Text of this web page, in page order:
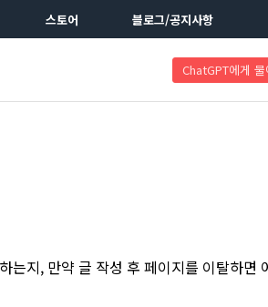
스토어 블로그/공지사항
ChatGPT에게 물
는지, 만약 글 작성 후 페이지를 이탈하면